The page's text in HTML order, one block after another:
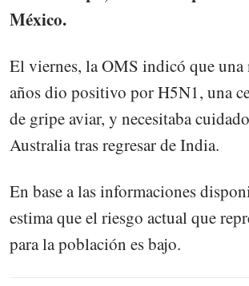
México.
El viernes, la OMS indicó que una
años dio positivo por H5N1, una
de gripe aviar, y necesitaba
Australia tras regresar de India.
En base a las informaciones
estima que el riesgo actual que
para la población es bajo.